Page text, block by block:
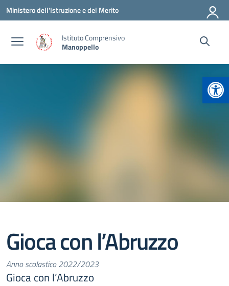
Vai ai contenuti
Vai al menu di navigazione
Vai al footer
Ministero dell'Istruzione e del Merito
Istituto Comprensivo
Manoppello
Gioca con l’Abruzzo
Anno scolastico 2022/2023
Gioca con l’Abruzzo